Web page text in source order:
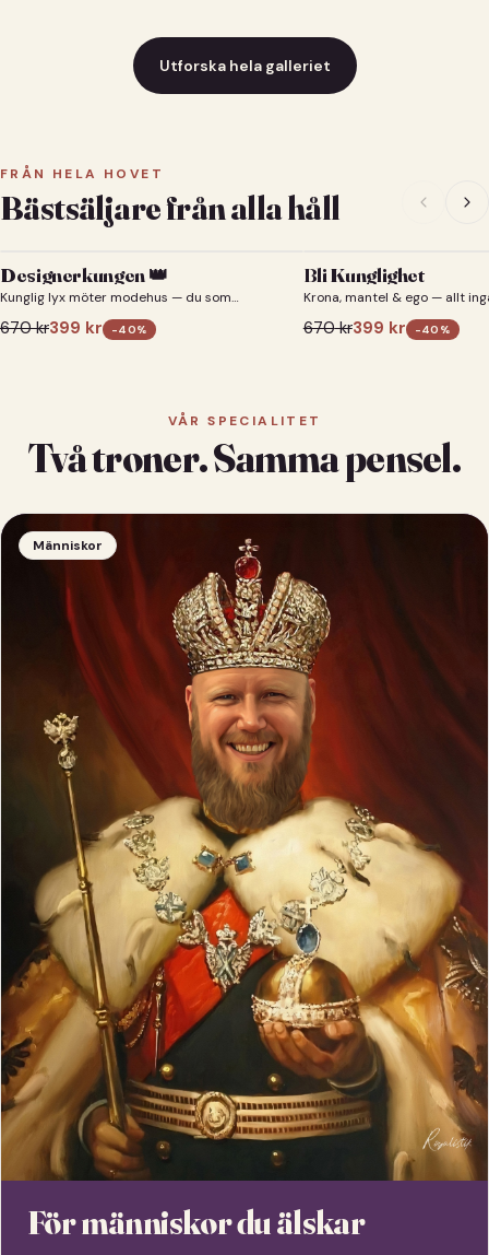
Utforska hela galleriet
FRÅN HELA HOVET
Bästsäljare från alla håll
Designerkungen 👑
Kunglig lyx möter modehus — du som
670kr399 kr -40%
Bli Kunglighet
Krona, mantel & ego — allt
670kr399 kr -40 %
VÅR SPECIALITET
Två troner. Samma pensel.
Människor
För människor du älskar